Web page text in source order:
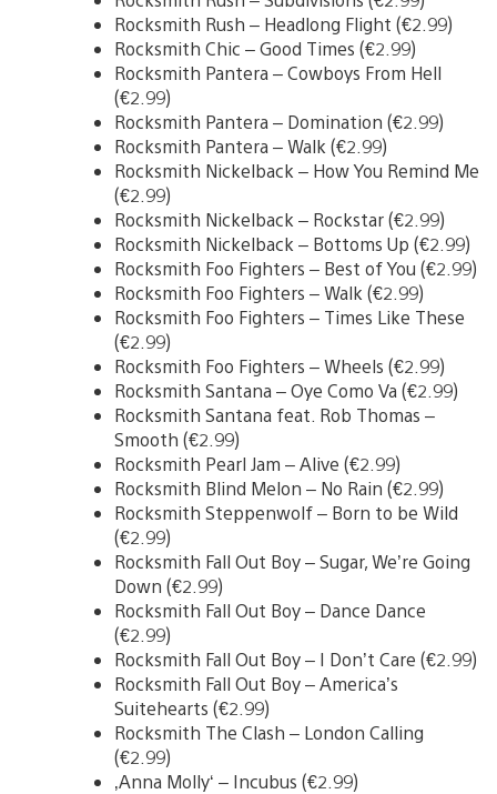
Rocksmith Rush – Headlong Flight (€2.99)
Rocksmith Chic – Good Times (€2.99)
Rocksmith Pantera – Cowboys From Hell
(€2.99)
Rocksmith Pantera – Domination (€2.99)
Rocksmith Pantera – Walk (€2.99)
Rocksmith Nickelback – How You Remind Me
(€2.99)
Rocksmith Nickelback – Rockstar (€2.99)
Rocksmith Nickelback – Bottoms Up (€2.99)
Rocksmith Foo Fighters – Best of You (€2.99)
Rocksmith Foo Fighters – Walk (€2.99)
Rocksmith Foo Fighters – Times Like These
(€2.99)
Rocksmith Foo Fighters – Wheels (€2.99)
Rocksmith Santana – Oye Como Va (€2.99)
Rocksmith Santana feat. Rob Thomas –
Smooth (€2.99)
Rocksmith Pearl Jam – Alive (€2.99)
Rocksmith Blind Melon – No Rain (€2.99)
Rocksmith Steppenwolf – Born to be Wild
(€2.99)
Rocksmith Fall Out Boy – Sugar, We’re Going
Down (€2.99)
Rocksmith Fall Out Boy – Dance Dance
(€2.99)
Rocksmith Fall Out Boy – I Don’t Care (€2.99)
Rocksmith Fall Out Boy – America’s
Suitehearts (€2.99)
Rocksmith The Clash – London Calling
(€2.99)
‚Anna Molly‘ – Incubus (€2.99)